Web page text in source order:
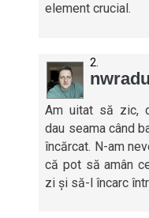
element crucial.
nwradu
Am uitat să zic,
dau seama când
încărcat. N-am
că pot să amân
zi și să-l încarc